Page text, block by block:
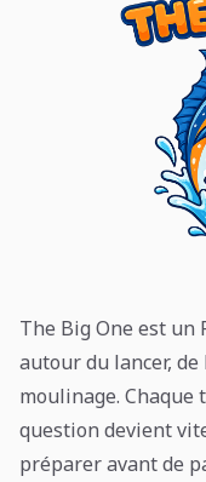
The Big One est un
autour du lancer,
moulinage.
question devient
préparer avant de